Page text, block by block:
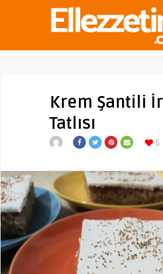
Krem Şantili
Tatlısı
5